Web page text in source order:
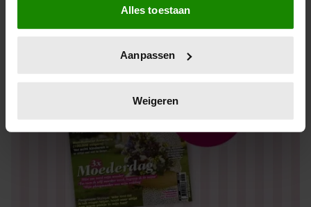
Informatie verzamelen over uw geografische locatie,
die tot een paar meter nauwkeurig kan zijn
op specifieke eigenschappen (fingerprinting)
verwerkt en stel uw voorkeuren in het
intrekken in de Cookieverklaring.
We gebruiken cookies om content en advertenties te
personaliseren, om functies voor social media te bieden
en om ons websiteverkeer te analyseren. Ook delen we
Alles toestaan
Aanpassen
Weigeren